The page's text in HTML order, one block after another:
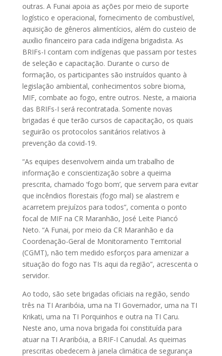
outras. A Funai apoia as ações por meio de suporte
logístico e operacional, fornecimento de combustível,
aquisição de gêneros alimentícios, além do custeio de
auxílio financeiro para cada indígena brigadista. As
BRIFs-I contam com indígenas que passam por testes
de seleção e capacitação. Durante o curso de
formação, os participantes são instruídos quanto à
legislação ambiental, conhecimentos sobre bioma,
MIF, combate ao fogo, entre outros. Neste, a maioria
das BRIFs-I será recontratada. Somente novas
brigadas é que terão cursos de capacitação, os quais
seguirão os protocolos sanitários relativos à
prevenção da covid-19.
“As equipes desenvolvem ainda um trabalho de
informação e conscientização sobre a queima
prescrita, chamado ‘fogo bom’, que servem para evitar
que incêndios florestais (fogo mal) se alastrem e
acarretem prejuízos para todos”, comenta o ponto
focal de MIF na CR Maranhão, José Leite Piancó
Neto. “A Funai, por meio da CR Maranhão e da
Coordenação-Geral de Monitoramento Territorial
(CGMT), não tem medido esforços para amenizar a
situação do fogo nas TIs aqui da região”, acrescenta o
servidor.
Ao todo, são sete brigadas oficiais na região, sendo
três na TI Araribóia, uma na TI Governador, uma na TI
Krikati, uma na TI Porquinhos e outra na TI Caru.
Neste ano, uma nova brigada foi constituída para
atuar na TI Araribóia, a BRIF-I Canudal. As queimas
prescritas obedecem à janela climática de segurança